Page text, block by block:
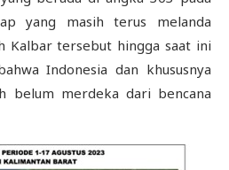
yang masih terus melanda
Kalbar tersebut hingga saat ini
Indonesia dan khususnya
belum merdeka dari bencana